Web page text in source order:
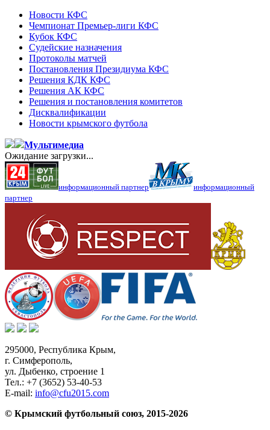
Новости КФС
Чемпионат Премьер-лиги КФС
Кубок КФС
Судейские назначения
Протоколы матчей
Постановления Президиума КФС
Решения КДК КФС
Решения АК КФС
Решения и постановления комитетов
Дисквалификации
Новости крымского футбола
Мультимедиа
Ожидание загрузки...
информационный партнер
информационный
партнер
295000, Республика Крым,
г. Симферополь,
ул. Дыбенко, строение 1
Тел.: +7 (3652) 53-40-53
E-mail: info@cfu2015.com
© Крымский футбольный союз, 2015-2026